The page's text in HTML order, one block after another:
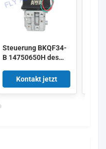
Steuerung BKQF34-
B 14750650H des
Gummigriff-Ventil-
M6
Kontakt jetzt